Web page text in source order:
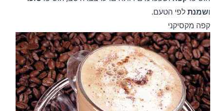
ושמנתלפי הטעם.
קפה מקסיקני